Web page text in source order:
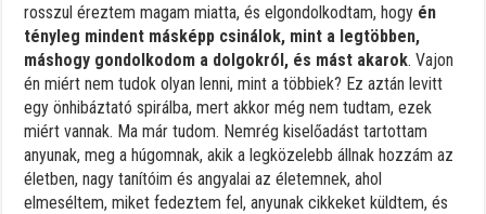
rosszul éreztem magam miatta, és elgondolkodtam, hogy én
tényleg mindent másképp csinálok, mint a legtöbben,
máshogy gondolkodom a dolgokról, és mást akarok. Vajon
én miért nem tudok olyan lenni, mint a többiek? Ez aztán levitt
egy önhibáztató spirálba, mert akkor még nem tudtam, ezek
miért vannak. Ma már tudom. Nemrég kiselőadást tartottam
anyunak, meg a húgomnak, akik a legközelebb állnak hozzám az
életben, nagy tanítóim és angyalai az életemnek, ahol
elmeséltem, miket fedeztem fel, anyunak cikkeket küldtem, és